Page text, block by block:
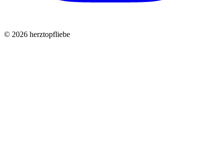
© 2026 herztopfliebe